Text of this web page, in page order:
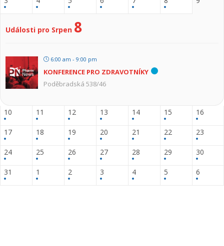
Události pro Srpen 8
6:00 am - 9:00 pm
KONFERENCE PRO ZDRAVOTNÍKY
Poděbradská 538/46
10 11 12 13 14 15 16
17 18 19 20 21 22 23
24 25 26 27 28 29 30
31 1 2 3 4 5 6